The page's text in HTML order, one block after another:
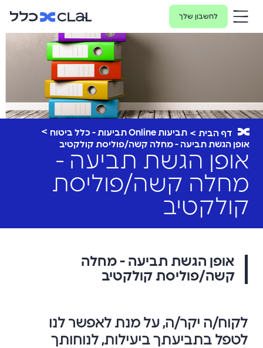
לחשבון שלך
דף הבית
תביעות Online תביעות - כלל ביטוח
אופן הגשת תביעה - מחלה קשה/פוליסת קולקטיב
אופן הגשת תביעה -
מחלה קשה/פוליסת
קולקטיב
אופן הגשת תביעה - מחלה
קשה/פוליסת קולקטיב
לקוח/ה יקר/ה, על מנת לאפשר לנו
לטפל בתביעתך ביעילות, לנוחותך